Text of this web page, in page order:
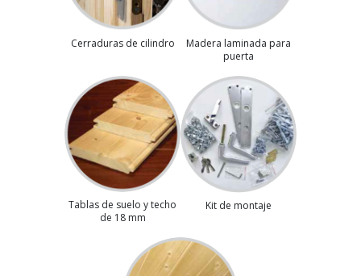
Cerraduras de cilindro
Madera laminada para
puerta
Tablas de suelo y techo
de 18 mm
Kit de montaje